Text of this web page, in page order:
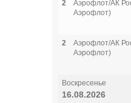
2
Аэрофлот/АК
Аэрофлот)
2
Аэрофлот/АК
Аэрофлот)
Воскресенье
16.08.2026